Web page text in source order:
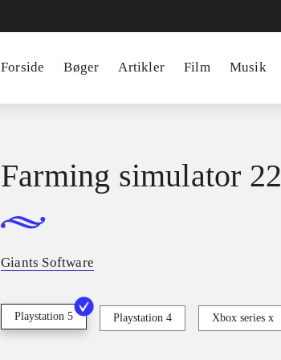
Forside Bøger Artikler Film Musik
Farming simulator 22
Giants Software
Playstation 5 Playstation 4 Xbox series x